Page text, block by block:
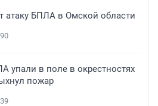
атаку БПЛА в Омской области
90
упали в поле в окрестностях
пожар
39